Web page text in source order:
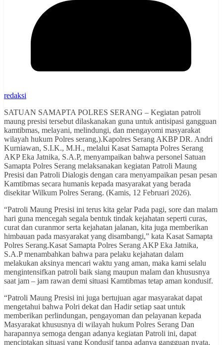
redaksi
SATUAN SAMAPTA POLRES SERANG – Kegiatan patroli
maung presisi tersebut dilaskanakan guna untuk antisipasi gangguan
kamtibmas, melayani, melindungi, dan mengayomi masyarakat
wilayah hukum Polres serang,).Kapolres Serang AKBP DR. Andri
Kurniawan, S.I.K., M.H., melalui Kasat Samapta Polres Serang
AKP Eka Jatnika, S.A.P, menyampaikan bahwa personel Satuan
Samapta Polres Serang melaksanakan kegiatan Patroli Maung
Presisi dan Patroli Dialogis dengan cara menyampaikan pesan pesan
Kamtibmas secara humanis kepada masyarakat yang berada
disekitar Wilkum Polres Serang. (Kamis, 12 Februari 2026).
“Patroli Maung Presisi ini terus kita gelar Pada pagi, sore dan malam
hari guna mencegah segala bentuk tindak kejahatan seperti curas,
curat dan curanmor serta kejahatan jalanan, kita juga memberikan
himbauan pada masyarakat yang disambangi,” kata Kasat Samapta
Polres Serang.Kasat Samapta Polres Serang AKP Eka Jatnika,
S.A.P menambahkan bahwa para pelaku kejahatan dalam
melakukan aksinya mencari waktu yang aman, maka kami selalu
mengintensifkan patroli baik siang maupun malam dan khususnya
saat jam – jam rawan demi situasi Kamtibmas tetap aman kondusif.
“Patroli Maung Presisi ini juga bertujuan agar masyarakat dapat
mengetahui bahwa Polri dekat dan Hadir setiap saat untuk
memberikan perlindungan, pengayoman dan pelayanan kepada
Masyarakat khususnya di wilayah hukum Polres Serang Dan
harapannya semoga dengan adanya kegiatan Patroli ini, dapat
menciptakan situasi yang Kondusif tanpa adanya gangguan nyata,